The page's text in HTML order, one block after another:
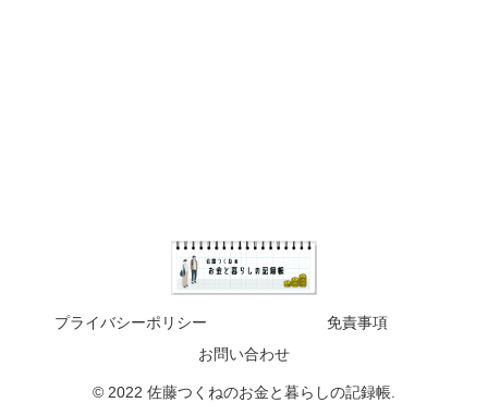
プライバシーポリシー
免責事項
お問い合わせ
© 2022 佐藤つくねのお金と暮らしの記録帳.